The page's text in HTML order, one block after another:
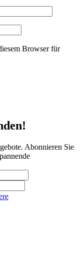
Browser für
Abonnieren Sie